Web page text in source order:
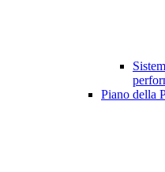
Piano della